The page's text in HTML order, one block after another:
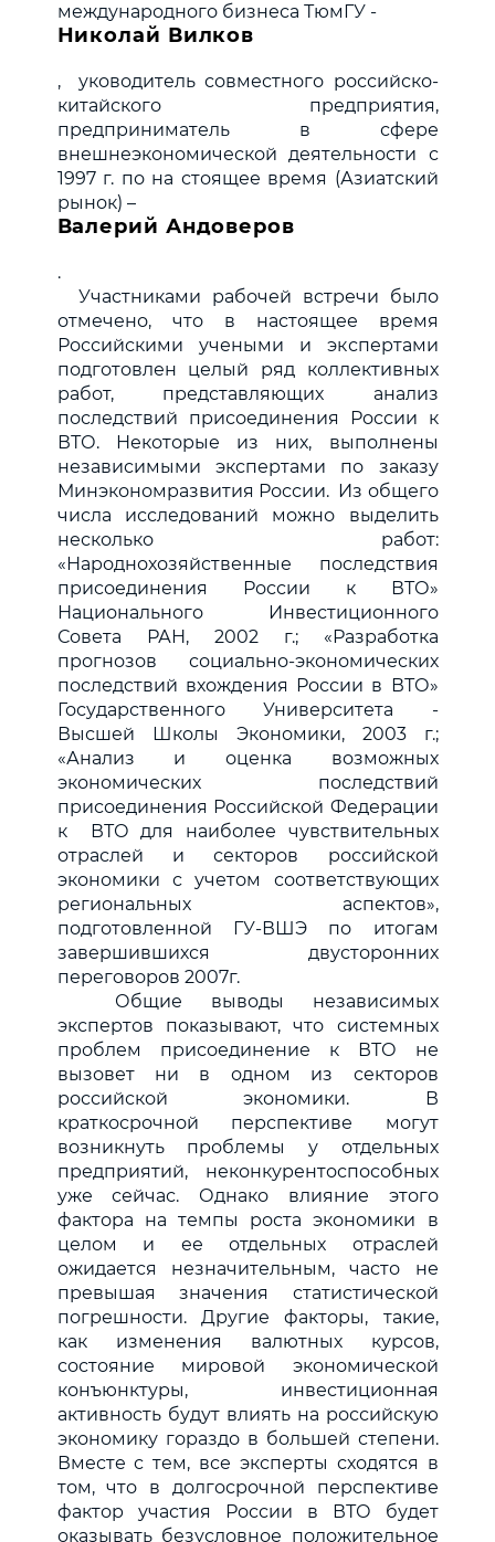
международного бизнеса ТюмГУ -
Николай Вилков
, уководитель совместного российско-
китайского предприятия,
предприниматель в сфере
внешнеэкономической деятельности с
1997 г. по на стоящее время (Азиатский
рынок) –
Валерий Андоверов
.
Участниками рабочей встречи было
отмечено, что в настоящее время
Российскими учеными и экспертами
подготовлен целый ряд коллективных
работ, представляющих анализ
последствий присоединения России к
ВТО. Некоторые из них, выполнены
независимыми экспертами по заказу
Минэкономразвития России. Из общего
числа исследований можно выделить
несколько работ:
«Народнохозяйственные последствия
присоединения России к ВТО»
Национального Инвестиционного
Совета РАН, 2002 г.; «Разработка
прогнозов социально-экономических
последствий вхождения России в ВТО»
Государственного Университета -
Высшей Школы Экономики, 2003 г.;
«Анализ и оценка возможных
экономических последствий
присоединения Российской Федерации
к ВТО для наиболее чувствительных
отраслей и секторов российской
экономики с учетом соответствующих
региональных аспектов»,
подготовленной ГУ-ВШЭ по итогам
завершившихся двусторонних
переговоров 2007г.
Общие выводы независимых
экспертов показывают, что системных
проблем присоединение к ВТО не
вызовет ни в одном из секторов
российской экономики. В
краткосрочной перспективе могут
возникнуть проблемы у отдельных
предприятий, неконкурентоспособных
уже сейчас. Однако влияние этого
фактора на темпы роста экономики в
целом и ее отдельных отраслей
ожидается незначительным, часто не
превышая значения статистической
погрешности. Другие факторы, такие,
как изменения валютных курсов,
состояние мировой экономической
конъюнктуры, инвестиционная
активность будут влиять на российскую
экономику гораздо в большей степени.
Вместе с тем, все эксперты сходятся в
том, что в долгосрочной перспективе
фактор участия России в ВТО будет
оказывать безусловное положительное